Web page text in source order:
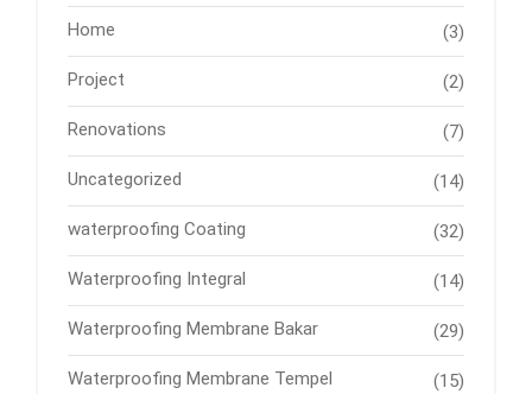
Home (3)
Project (2)
Renovations (7)
Uncategorized (14)
waterproofing Coating (32)
Waterproofing Integral (14)
Waterproofing Membrane Bakar (29)
Waterproofing Membrane Tempel (15)